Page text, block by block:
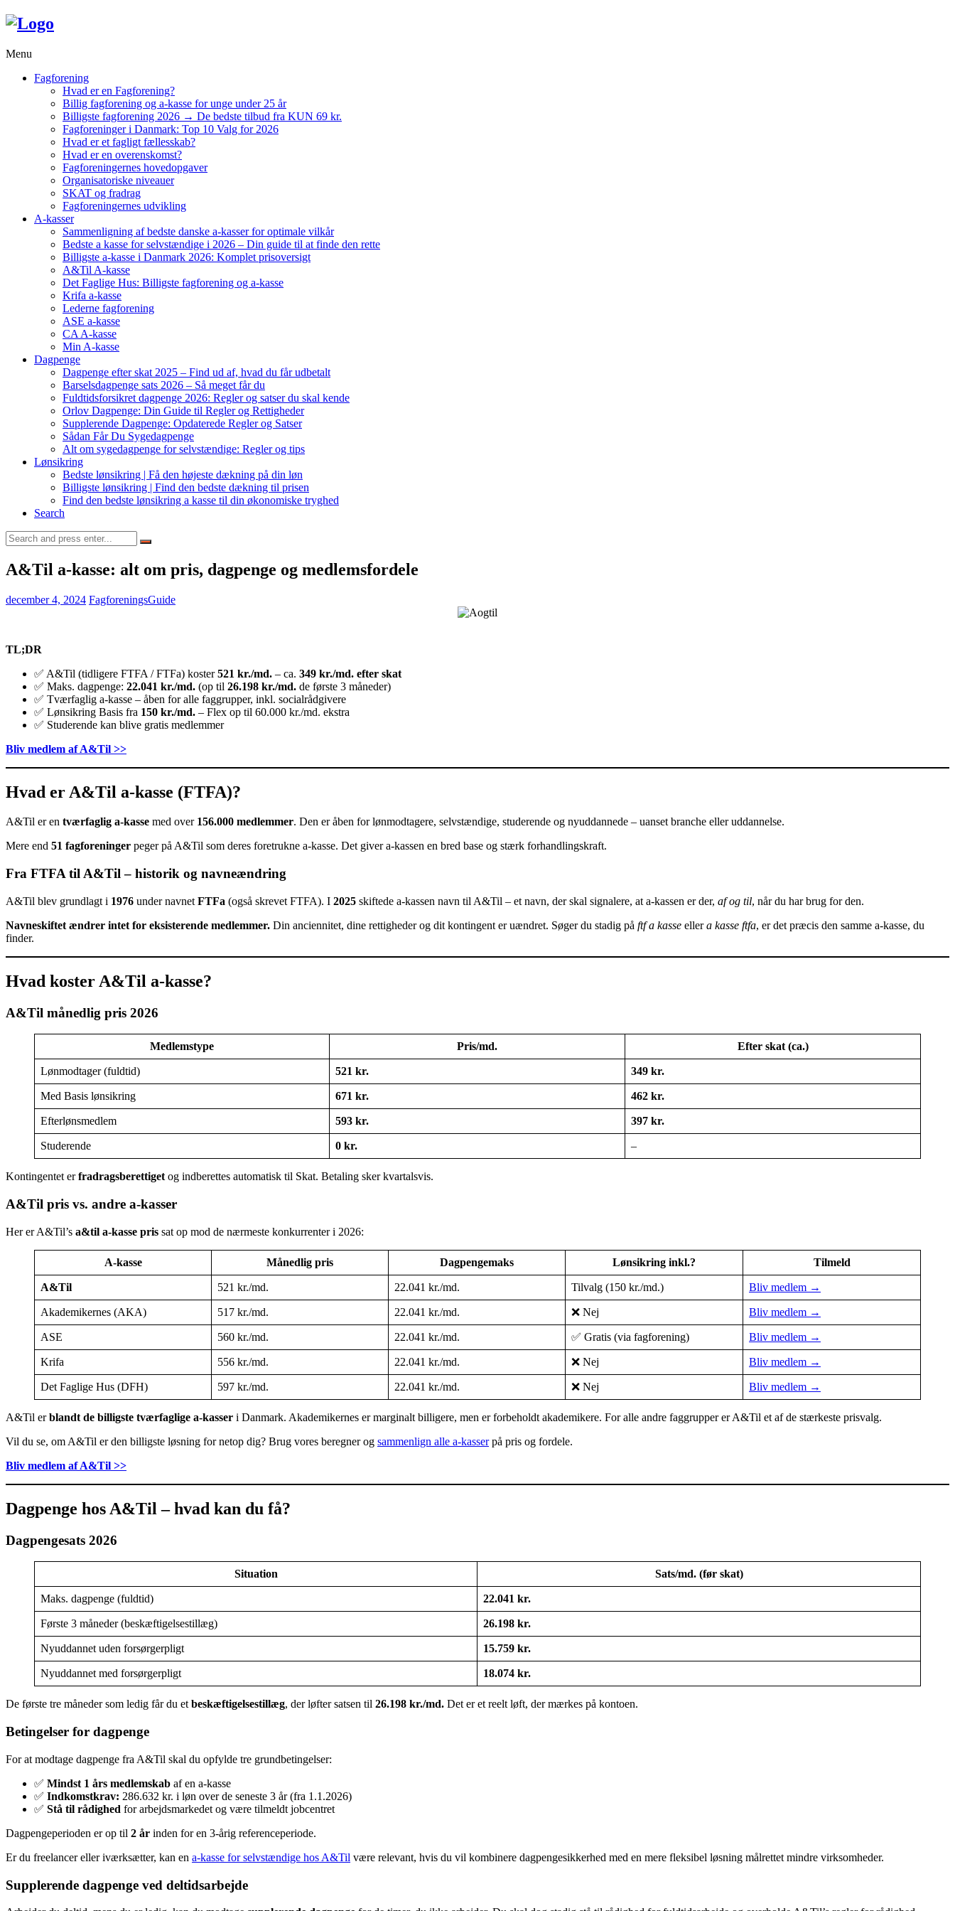
Menu
Fagforening
Hvad er en Fagforening?
Billig fagforening og a-kasse for unge under 25 år
Billigste fagforening 2026 → De bedste tilbud fra KUN 69 kr.
Fagforeninger i Danmark: Top 10 Valg for 2026
Hvad er et fagligt fællesskab?
Hvad er en overenskomst?
Fagforeningernes hovedopgaver
Organisatoriske niveauer
SKAT og fradrag
Fagforeningernes udvikling
A-kasser
Sammenligning af bedste danske a-kasser for optimale vilkår
Bedste a kasse for selvstændige i 2026 – Din guide til at finde den rette
Billigste a-kasse i Danmark 2026: Komplet prisoversigt
A&Til A-kasse
Det Faglige Hus: Billigste fagforening og a-kasse
Krifa a-kasse
Lederne fagforening
ASE a-kasse
CA A-kasse
Min A-kasse
Dagpenge
Dagpenge efter skat 2025 – Find ud af, hvad du får udbetalt
Barselsdagpenge sats 2026 – Så meget får du
Fuldtidsforsikret dagpenge 2026: Regler og satser du skal kende
Orlov Dagpenge: Din Guide til Regler og Rettigheder
Supplerende Dagpenge: Opdaterede Regler og Satser
Sådan Får Du Sygedagpenge
Alt om sygedagpenge for selvstændige: Regler og tips
Lønsikring
Bedste lønsikring | Få den højeste dækning på din løn
Billigste lønsikring | Find den bedste dækning til prisen
Find den bedste lønsikring a kasse til din økonomiske tryghed
Search
Search
for:
A&Til a-kasse: alt om pris, dagpenge og medlemsfordele
december 4, 2024 FagforeningsGuide
TL;DR
✅ A&Til (tidligere FTFA / FTFa) koster521 kr./md. – ca. 349 kr./md. efter skat
✅ Maks. dagpenge: 22.041 kr./md. (op til 26.198 kr./md. de første 3 måneder)
✅ Tværfaglig a-kasse – åben for alle faggrupper, inkl. socialrådgivere
✅ Lønsikring Basis fra 150 kr./md. – Flex op til 60.000 kr./md. ekstra
✅ Studerende kan blive gratis medlemmer
Bliv medlem af A&Til >>
Hvad er A&Til a-kasse (FTFA)?
A&Til er en tværfaglig a-kasse med over 156.000 medlemmer. Den er åben for lønmodtagere, selvstændige, studerende og nyuddannede – uanset branche eller uddannelse.
Mere end 51 fagforeninger peger på A&Til som deres foretrukne a-kasse. Det giver a-kassen en bred base og stærk forhandlingskraft.
Fra FTFA til A&Til – historik og navneændring
A&Til blev grundlagt i 1976 under navnet FTFa (også skrevet FTFA). I 2025 skiftede a-kassen navn til A&Til – et navn, der skal signalere, at a-kassen er der, af og til, når du har brug for den.
Navneskiftet ændrer intet for eksisterende medlemmer. Din anciennitet, dine rettigheder og dit kontingent er uændret. Søger du stadig på ftf a kasse ellera kasse ftfa, er det præcis den samme a-kasse, du
finder.
Hvad koster A&Til a-kasse?
A&Til månedlig pris 2026
Medlemstype Pris/md. Efter skat (ca.)
Lønmodtager (fuldtid) 521 kr. 349 kr.
Med Basis lønsikring 671 kr. 462 kr.
Efterlønsmedlem 593 kr. 397 kr.
Studerende 0 kr. –
Kontingentet erfradragsberettigetog indberettes automatisk til Skat. Betaling sker kvartalsvis.
A&Til pris vs. andre a-kasser
Her er A&Til’s a&til a-kasse pris sat op mod de nærmeste konkurrenter i 2026:
A-kasse Månedlig pris Dagpengemaks Lønsikring inkl.? Tilmeld
A&Til 521 kr./md. 22.041 kr./md. Tilvalg (150 kr./md.) Bliv medlem →
Akademikernes (AKA) 517 kr./md. 22.041 kr./md. ❌ Nej Bliv medlem →
ASE 560 kr./md. 22.041 kr./md. ✅ Gratis (via fagforening) Bliv medlem →
Krifa 556 kr./md. 22.041 kr./md. ❌ Nej Bliv medlem →
Det Faglige Hus (DFH) 597 kr./md. 22.041 kr./md. ❌ Nej Bliv medlem →
A&Til erblandt de billigste tværfaglige a-kasser i Danmark. Akademikernes er marginalt billigere, men er forbeholdt akademikere. For alle andre faggrupper er A&Til et af de stærkeste prisvalg.
Vil du se, om A&Til er den billigste løsning for netop dig? Brug vores beregner og sammenlign alle a-kasserpå pris og fordele.
Bliv medlem af A&Til >>
Dagpenge hos A&Til – hvad kan du få?
Dagpengesats 2026
Situation Sats/md. (før skat)
Maks. dagpenge (fuldtid) 22.041 kr.
Første 3 måneder (beskæftigelsestillæg) 26.198 kr.
Nyuddannet uden forsørgerpligt 15.759 kr.
Nyuddannet med forsørgerpligt 18.074 kr.
De første tre måneder som ledig får du et beskæftigelsestillæg, der løfter satsen til 26.198 kr./md. Det er et reelt løft, der mærkes på kontoen.
Betingelser for dagpenge
For at modtage dagpenge fra A&Til skal du opfylde tre grundbetingelser:
✅ Mindst 1 års medlemskab af en a-kasse
✅ Indkomstkrav: 286.632 kr. i løn over de seneste 3 år (fra 1.1.2026)
✅ Stå til rådighed for arbejdsmarkedet og være tilmeldt jobcentret
Dagpengeperioden er op til 2 år inden for en 3-årig referenceperiode.
Er du freelancer eller iværksætter, kan en a-kasse for selvstændige hos A&Til være relevant, hvis du vil kombinere dagpengesikkerhed med en mere fleksibel løsning målrettet mindre virksomheder.
Supplerende dagpenge ved deltidsarbejde